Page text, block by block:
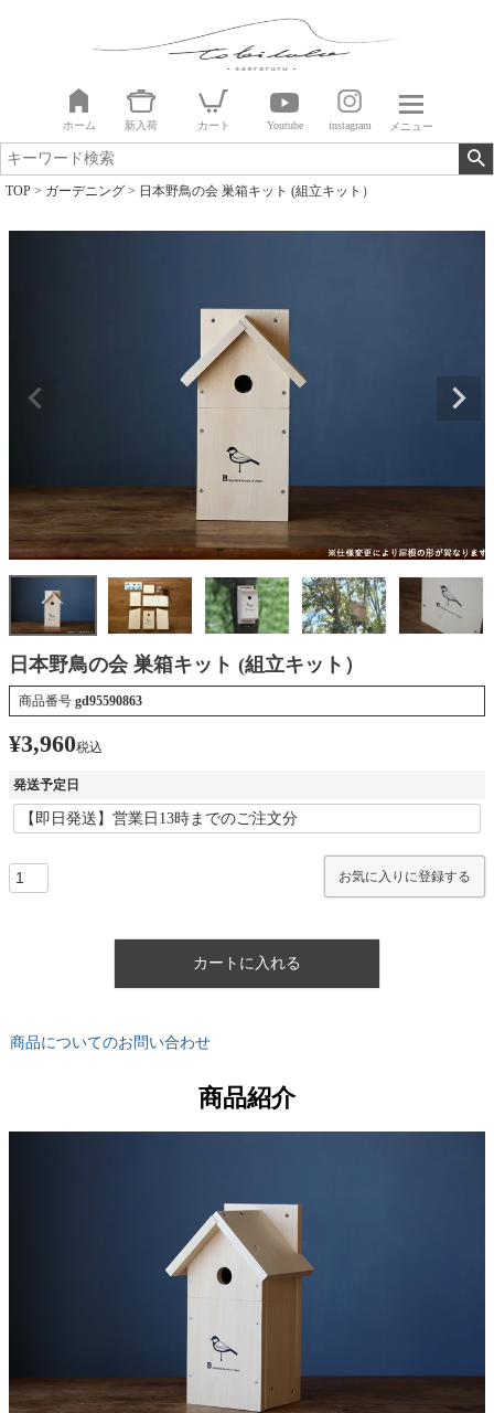
ホーム 新入荷 カート Youtube instagram メニュー
TOP ガーデニング 日本野鳥の会 巣箱キット (組立キット）
日本野鳥の会 巣箱キット (組立キット）
商品番号 gd95590863
¥3,960税込
発送予定日
お気に入りに登録する
カートに入れる
商品についてのお問い合わせ
商品紹介